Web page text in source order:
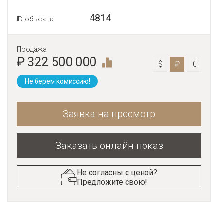
ID объекта 4814
Продажа
₽ 322 500 000 $ ₽ €
Не берем комиссию!
Заявка на просмотр
Заказать онлайн показ
Не согласны с ценой?
Предложите свою!